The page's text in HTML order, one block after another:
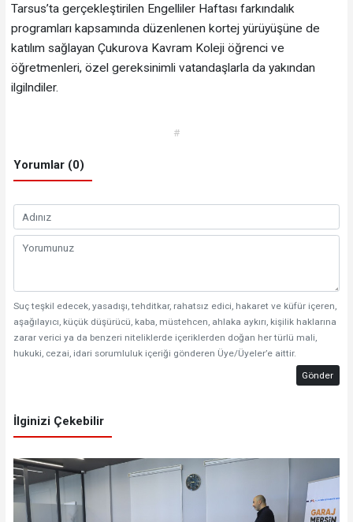
Tarsus’ta gerçekleştirilen Engelliler Haftası farkındalık
programları kapsamında düzenlenen kortej yürüyüşüne de
katılım sağlayan Çukurova Kavram Koleji öğrenci ve
öğretmenleri, özel gereksinimli vatandaşlarla da yakından
ilgilndiler.
#
Yorumlar (0)
Suç teşkil edecek, yasadışı, tehditkar, rahatsız edici, hakaret ve küfür içeren,
aşağılayıcı, küçük düşürücü, kaba, müstehcen, ahlaka aykırı, kişilik haklarına
zarar verici ya da benzeri niteliklerde içeriklerden doğan her türlü mali,
hukuki, cezai, idari sorumluluk içeriği gönderen Üye/Üyeler’e aittir.
Gönder
İlginizi Çekebilir